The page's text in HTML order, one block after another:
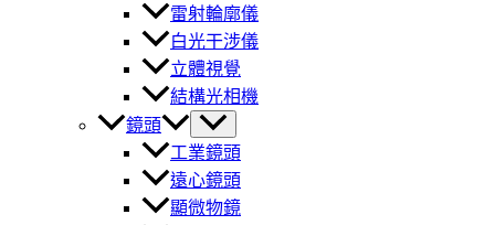
雷射輪廓儀
白光干涉儀
立體視覺
結構光相機
鏡頭
工業鏡頭
遠心鏡頭
顯微物鏡